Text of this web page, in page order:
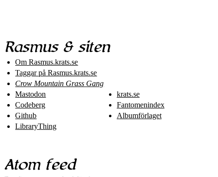
Rasmus & siten
Om Rasmus​.krats​.se
Taggar på Rasmus​.krats​.se
Crow Mountain Grass Gang
Mastodon
Codeberg
Github
LibraryThing
krats.se
Fantomenindex
Albumförlaget
Atom feed